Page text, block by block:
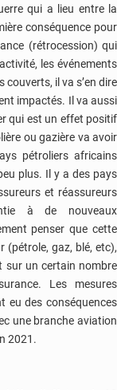
qui a lieu entre la
conséquence pour
(rétrocession) qui
les événements
il va s’en dire
impactés. Il va aussi
qui est un effet positif
ou gazière va avoir
pétroliers africains
plus. Il y a des pays
et réassureurs
à de nouveaux
penser que cette
(pétrole, gaz, blé, etc),
sur un certain nombre
Les mesures
eu des conséquences
une branche aviation
2021.